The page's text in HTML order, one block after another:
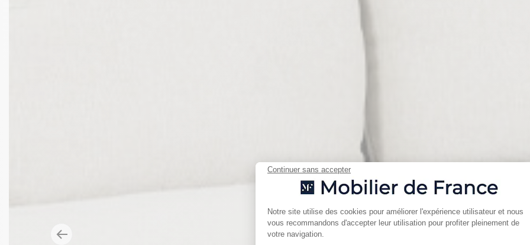
Continuer sans accepter
Plateforme de Gestion du
Notre site utilise des cookies pour améliorer l'expérience utilisateur et nous
vous recommandons d'accepter leur utilisation pour profiter pleinement de
votre navigation.
Axeptio consent